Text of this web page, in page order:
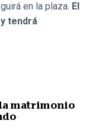
en la plaza. El
tendrá
matrimonio